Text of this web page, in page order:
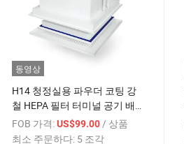
동영상
H14 청정실용 파우더 코팅 강
철 HEPA 필터 터미널 공기 배
출구
FOB 가격: US$99.00 / 상품
최소 주문하다: 5 조각